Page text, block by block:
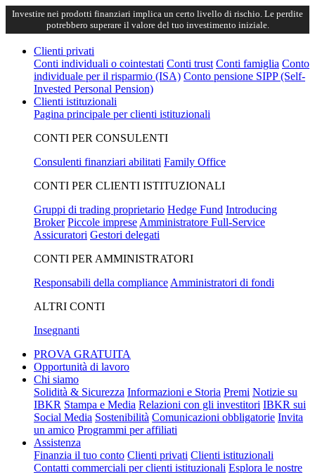
Investire nei prodotti finanziari implica un certo livello di rischio. Le perdite
potrebbero superare il valore del tuo investimento iniziale.
Clienti privati
Conti individuali o cointestati Conti trust Conti famiglia Conto
individuale per il risparmio (ISA) Conto pensione SIPP (Self-
Invested Personal Pension)
Clienti istituzionali
Pagina principale per clienti istituzionali
CONTI PER CONSULENTI
Consulenti finanziari abilitati Family Office
CONTI PER CLIENTI ISTITUZIONALI
Gruppi di trading proprietario Hedge Fund Introducing
Broker Piccole imprese Amministratore Full-Service
Assicuratori Gestori delegati
CONTI PER AMMINISTRATORI
Responsabili della compliance Amministratori di fondi
ALTRI CONTI
Insegnanti
PROVA GRATUITA
Opportunità di lavoro
Chi siamo
Solidità & Sicurezza Informazioni e Storia Premi Notizie su
IBKR Stampa e Media Relazioni con gli investitori IBKR sui
Social Media Sostenibilità Comunicazioni obbligatorie Invita
un amico Programmi per affiliati
Assistenza
Finanzia il tuo conto Clienti privati Clienti istituzionali
Contatti commerciali per clienti istituzionali Esplora le nostre